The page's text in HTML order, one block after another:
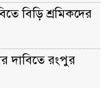
বিড়ি শ্রমিকদের
দাবিতে রংপুর